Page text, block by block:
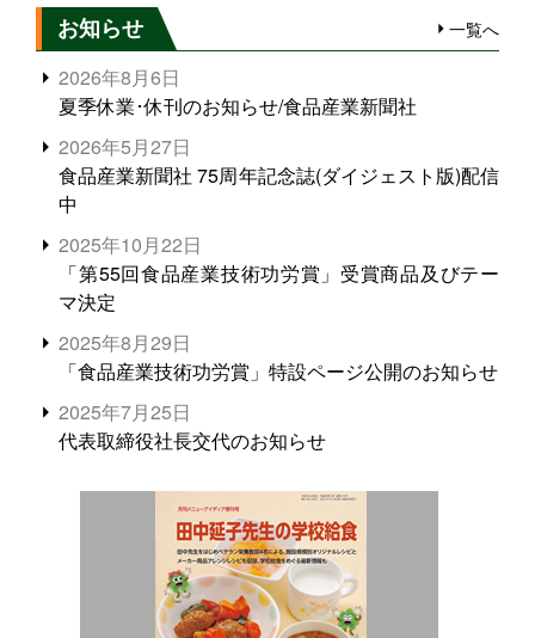
お知らせ 一覧へ
2026年8月6日
夏季休業･休刊のお知らせ/食品産業新聞社
2026年5月27日
食品産業新聞社 75周年記念誌(ダイジェスト版)配信
中
2025年10月22日
「第55回食品産業技術功労賞」受賞商品及びテー
マ決定
2025年8月29日
「食品産業技術功労賞」特設ページ公開のお知らせ
2025年7月25日
代表取締役社長交代のお知らせ